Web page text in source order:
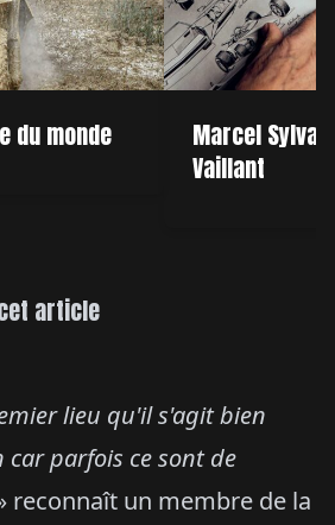
lieu qu'il s'agit bien
parfois ce sont de
reconnaît un membre de la
article
du monde
Marcel
Vaillant